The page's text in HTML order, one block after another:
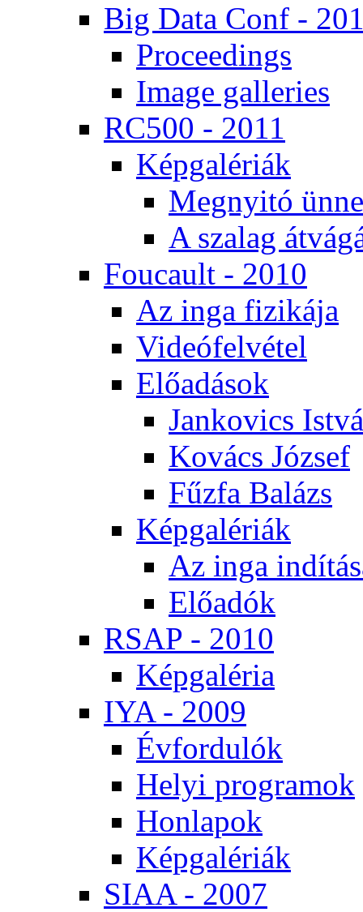
Big Da­ta Conf -
Pro­ce­e­dings
Image gal­le­ri­es
RC500 - 2011
Kép­ga­lé­ri­ák
Meg­nyi­tó
A sza­lag
Fo­u­ca­ult - 2010
Az in­ga fi­zi­ká­ja
Vi­de­ó­fel­vé­tel
Elő­adá­sok
Jan­ko­vics
Ko­vács Jó­zsef
Fűz­fa Ba­lázs
Kép­ga­lé­ri­ák
Az in­ga
Elő­adók
RSAP - 2010
Kép­ga­lé­ria
IYA - 2009
Év­for­du­lók
He­lyi prog­ra­mok
Hon­la­pok
Kép­ga­lé­ri­ák
SI­AA - 2007